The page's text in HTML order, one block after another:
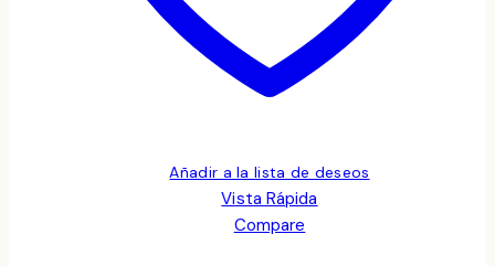
Añadir a la lista de deseos
Vista Rápida
Compare